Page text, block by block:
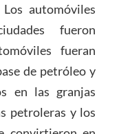
automóviles
fueron
fueran
de petróleo y
en las granjas
petroleras y los